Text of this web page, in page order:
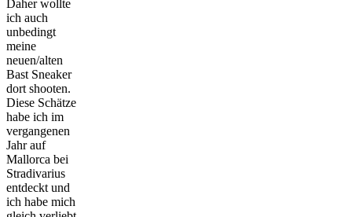
Daher wollte
ich auch
unbedingt
meine
neuen/alten
Bast Sneaker
dort shooten.
Diese Schätze
habe ich im
vergangenen
Jahr auf
Mallorca bei
Stradivarius
entdeckt und
ich habe mich